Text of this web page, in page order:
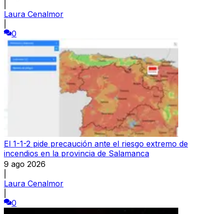
Laura Cenalmor
0
El 1-1-2 pide precaución ante el riesgo extremo de
incendios en la provincia de Salamanca
9 ago 2026
Laura Cenalmor
0